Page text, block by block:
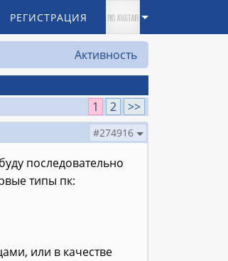
РЕГИСТРАЦИЯ
Активность
1
2 >>
#274916
последовательно
типы пк:
или в качестве